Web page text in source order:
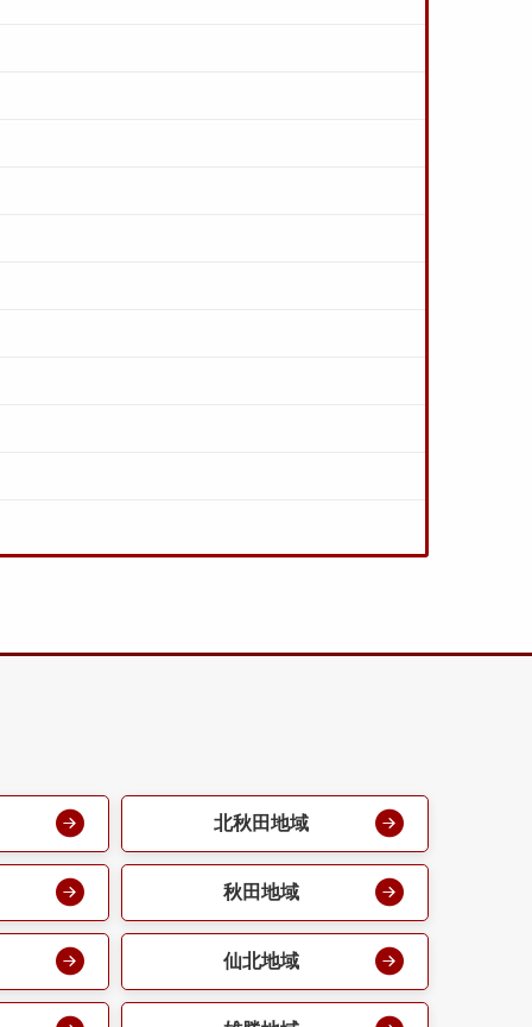
北秋田地域
秋田地域
仙北地域